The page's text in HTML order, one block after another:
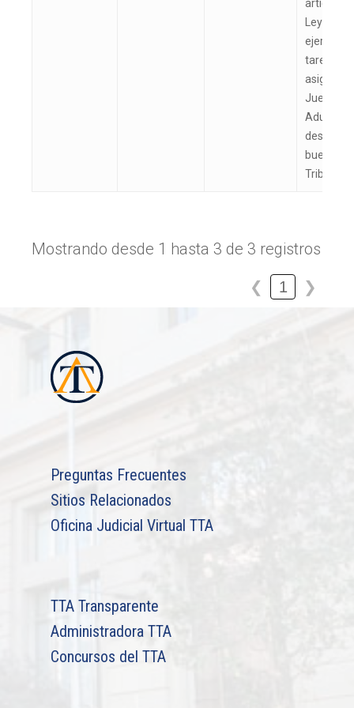
artículo
Ley
ejercer
tareas
Juez
buena
Tribunal
Mostrando desde 1 hasta 3 de 3 registros
❮ 1 ❯
Preguntas Frecuentes
Sitios Relacionados
Oficina Judicial Virtual TTA
TTA Transparente
Administradora TTA
Concursos del TTA